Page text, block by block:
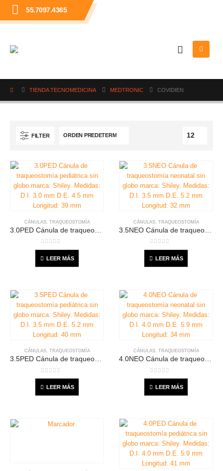
55.7097.4365
TIENDA TECNOMEDICINA MEDTRONIC COVIDIEN
FILTER
CÁNULAS, TRAQUEOSTOMÍA
0out of 5
LEER MÁS
CÁNULAS, TRAQUEOSTOMÍA
0out of 5
LEER MÁS
CÁNULAS, TRAQUEOSTOMÍA
3.5PED Cánula de traqueostomía pediátrica sin globo marca: Shiley. Medidas: D.I. 3.5 mm D.E. 5.2 mm Longitud: 40 mm
0out of 5
LEER MÁS
CÁNULAS, TRAQUEOSTOMÍA
4.0NEO Cánula de traqueostomía neonatal sin globo marca: Shiley. Medidas: D.I. 4.0 mm D.E. 5.9 mm Longitud: 34 mm
0out of 5
LEER MÁS